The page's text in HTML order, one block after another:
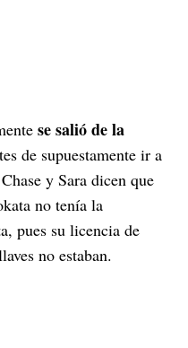
se salió de la
de supuestamente ir a
y Sara dicen que
no tenía la
pues su licencia de
no estaban.